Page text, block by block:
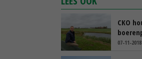
CKO
07-11-2018